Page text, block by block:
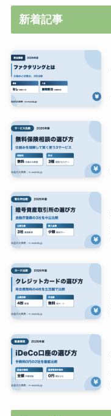
新着記事